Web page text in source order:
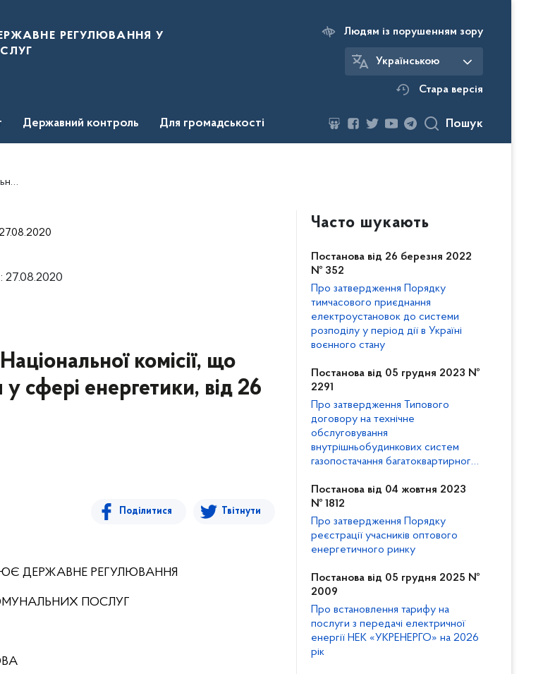
регулювання у
Людям із порушенням зору
Українською
Стара версія
Державний контроль Для громадськості Пошук
1029
27.08.2020
комісії, що
сфері енергетики, від 26
Поділитися Твітнути
ДЕРЖАВНЕ РЕГУЛЮВАННЯ
ПОСЛУГ
Часто шукають
Постанова від 26 березня 2022
№ 352
Про затвердження Порядку
тимчасового приєднання
електроустановок до системи
розподілу у період дії в Україні
воєнного стану
Постанова від 05 грудня 2023 №
2291
Про затвердження Типового
договору на технічне
обслуговування
внутрішньобудинкових систем
газопостачання багатоквартирного
Кодексу газорозподільних систем
Постанова від 04 жовтня 2023
№ 1812
Про затвердження Порядку
реєстрації учасників оптового
енергетичного ринку
Постанова від 05 грудня 2025 №
2009
Про встановлення тарифу на
послуги з передачі електричної
енергії НЕК «УКРЕНЕРГО» на 2026
рік